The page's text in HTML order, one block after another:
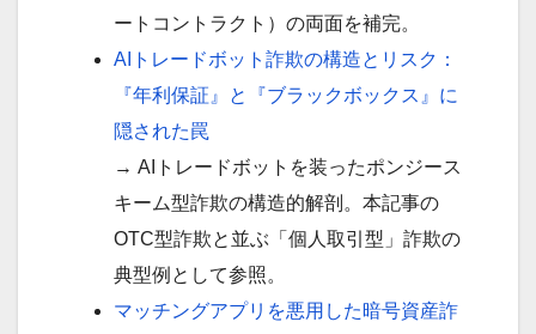
ートコントラクト）の両面を補完。
AIトレードボット詐欺の構造とリスク：
『年利保証』と『ブラックボックス』に
隠された罠
→ AIトレードボットを装ったポンジース
キーム型詐欺の構造的解剖。本記事の
OTC型詐欺と並ぶ「個人取引型」詐欺の
典型例として参照。
マッチングアプリを悪用した暗号資産詐